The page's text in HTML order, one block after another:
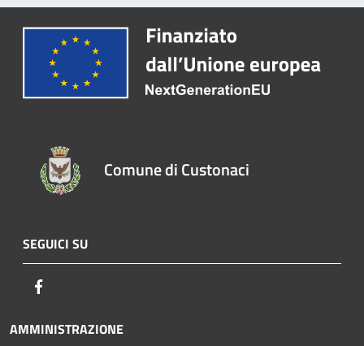
Comune di Custonaci
SEGUICI SU
AMMINISTRAZIONE